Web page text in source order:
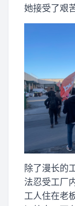
她接受了艰
除了漫长的
法忍受工厂
工人住在老